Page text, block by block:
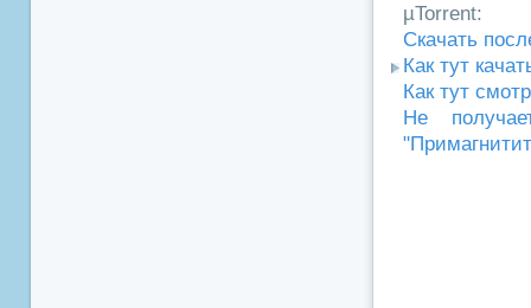
µTorrent:
Скачать
Как тут
Как тут
Не